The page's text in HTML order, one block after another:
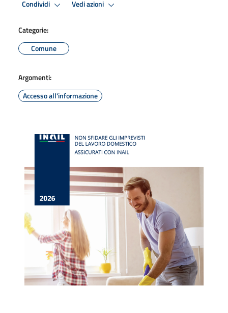
Condividi Vedi azioni
Categorie:
Comune
Argomenti:
Accesso all'informazione